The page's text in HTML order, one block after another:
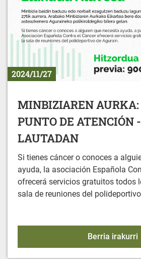
2024/11/27
MINBIZIAREN AURKA:
PUNTO DE ATENCIÓN
LAUTADAN
Si tienes cáncer o conoces a
ayuda, la asociación Española
ofrecerá servicios gratuitos todos
sala de reuniones del
Berria irakurri